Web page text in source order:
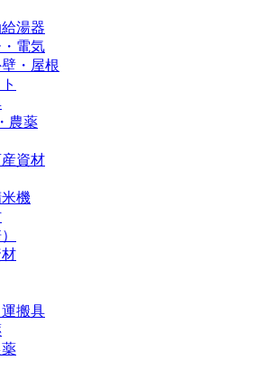
湯器
電気
・屋根
農薬
資材
機
搬具